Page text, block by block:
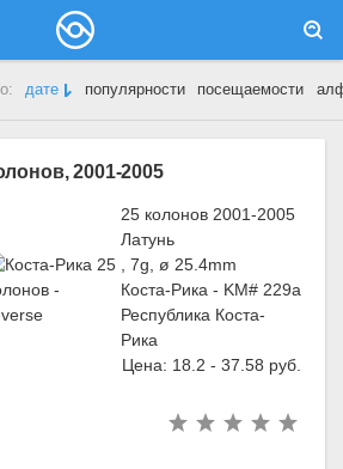
дате популярности посещаемости
2001-2005
25 колонов 2001-2005
Латунь
, 7g, ø 25.4mm
Коста-Рика - KM# 229a
Республика Коста-
Рика
Цена: 18.2 - 37.58 руб.